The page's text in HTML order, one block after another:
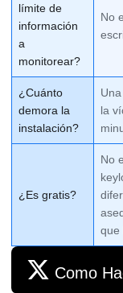
límite de
información
a
monitorear?
No
¿Cuánto
demora la
instalación?
la
¿Es gratis?
No
que
Como